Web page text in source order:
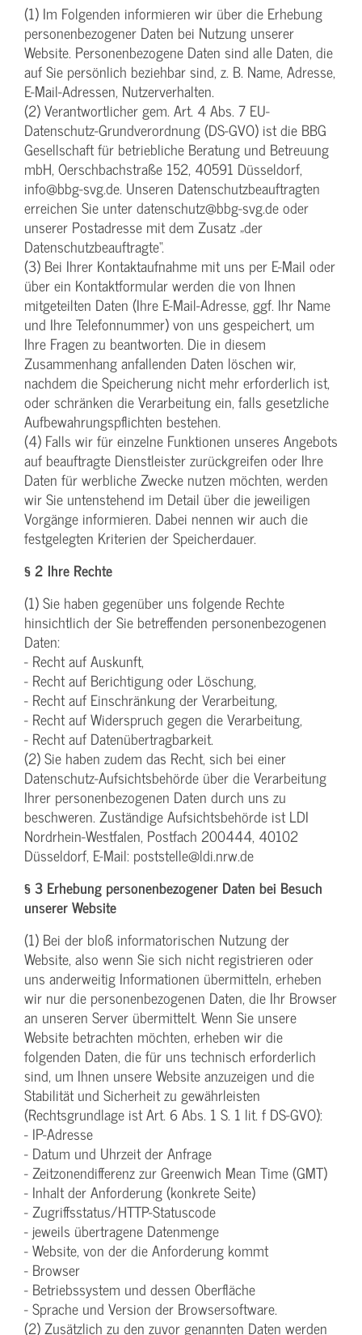
(1) Im Folgenden informieren wir über die Erhebung
personenbezogener Daten bei Nutzung unserer
Website. Personenbezogene Daten sind alle Daten, die
auf Sie persönlich beziehbar sind, z. B. Name, Adresse,
E-Mail-Adressen, Nutzerverhalten.
(2) Verantwortlicher gem. Art. 4 Abs. 7 EU-
Datenschutz-Grundverordnung (DS-GVO) ist die BBG
Gesellschaft für betriebliche Beratung und Betreuung
mbH, Oerschbachstraße 152, 40591 Düsseldorf,
info@bbg-svg.de. Unseren Datenschutzbeauftragten
erreichen Sie unter datenschutz@bbg-svg.de oder
unserer Postadresse mit dem Zusatz „der
Datenschutzbeauftragte“.
(3) Bei Ihrer Kontaktaufnahme mit uns per E-Mail oder
über ein Kontaktformular werden die von Ihnen
mitgeteilten Daten (Ihre E-Mail-Adresse, ggf. Ihr Name
und Ihre Telefonnummer) von uns gespeichert, um
Ihre Fragen zu beantworten. Die in diesem
Zusammenhang anfallenden Daten löschen wir,
nachdem die Speicherung nicht mehr erforderlich ist,
oder schränken die Verarbeitung ein, falls gesetzliche
Aufbewahrungspflichten bestehen.
(4) Falls wir für einzelne Funktionen unseres Angebots
auf beauftragte Dienstleister zurückgreifen oder Ihre
Daten für werbliche Zwecke nutzen möchten, werden
wir Sie untenstehend im Detail über die jeweiligen
Vorgänge informieren. Dabei nennen wir auch die
festgelegten Kriterien der Speicherdauer.
§ 2 Ihre Rechte
(1) Sie haben gegenüber uns folgende Rechte
hinsichtlich der Sie betreffenden personenbezogenen
Daten:
- Recht auf Auskunft,
- Recht auf Berichtigung oder Löschung,
- Recht auf Einschränkung der Verarbeitung,
- Recht auf Widerspruch gegen die Verarbeitung,
- Recht auf Datenübertragbarkeit.
(2) Sie haben zudem das Recht, sich bei einer
Datenschutz-Aufsichtsbehörde über die Verarbeitung
Ihrer personenbezogenen Daten durch uns zu
beschweren. Zuständige Aufsichtsbehörde ist LDI
Nordrhein-Westfalen, Postfach 200444, 40102
Düsseldorf, E-Mail: poststelle@ldi.nrw.de
§ 3 Erhebung personenbezogener Daten bei Besuch
unserer Website
(1) Bei der bloß informatorischen Nutzung der
Website, also wenn Sie sich nicht registrieren oder
uns anderweitig Informationen übermitteln, erheben
wir nur die personenbezogenen Daten, die Ihr Browser
an unseren Server übermittelt. Wenn Sie unsere
Website betrachten möchten, erheben wir die
folgenden Daten, die für uns technisch erforderlich
sind, um Ihnen unsere Website anzuzeigen und die
Stabilität und Sicherheit zu gewährleisten
(Rechtsgrundlage ist Art. 6 Abs. 1 S. 1 lit. f DS-GVO):
- IP-Adresse
- Datum und Uhrzeit der Anfrage
- Zeitzonendifferenz zur Greenwich Mean Time (GMT)
- Inhalt der Anforderung (konkrete Seite)
- Zugriffsstatus/HTTP-Statuscode
- jeweils übertragene Datenmenge
- Website, von der die Anforderung kommt
- Browser
- Betriebssystem und dessen Oberfläche
- Sprache und Version der Browsersoftware.
(2) Zusätzlich zu den zuvor genannten Daten werden